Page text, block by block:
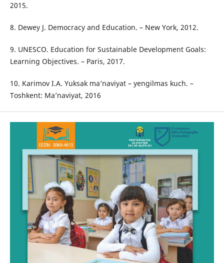
2015.
8. Dewey J. Democracy and Education. – New York, 2012.
9. UNESCO. Education for Sustainable Development Goals:
Learning Objectives. – Paris, 2017.
10. Karimov I.A. Yuksak ma’naviyat – yengilmas kuch. –
Toshkent: Ma’naviyat, 2016